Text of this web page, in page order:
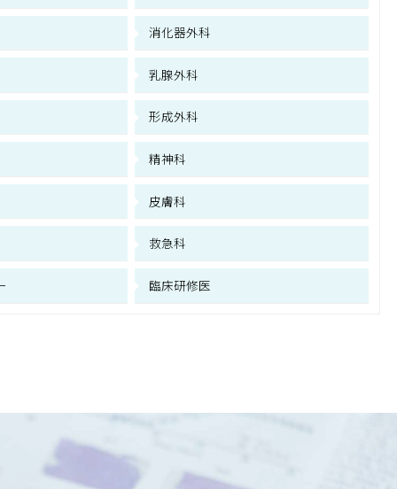
消化器外科
乳腺外科
形成外科
精神科
皮膚科
救急科
臨床研修医